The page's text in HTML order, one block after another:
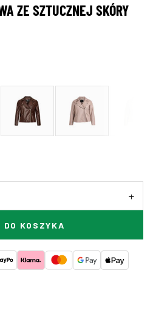
ZE SZTUCZNEJ SKÓRY
DO KOSZYKA